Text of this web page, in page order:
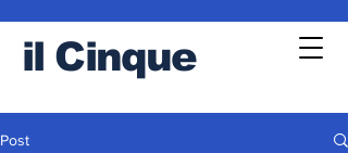
il Cinque
Post